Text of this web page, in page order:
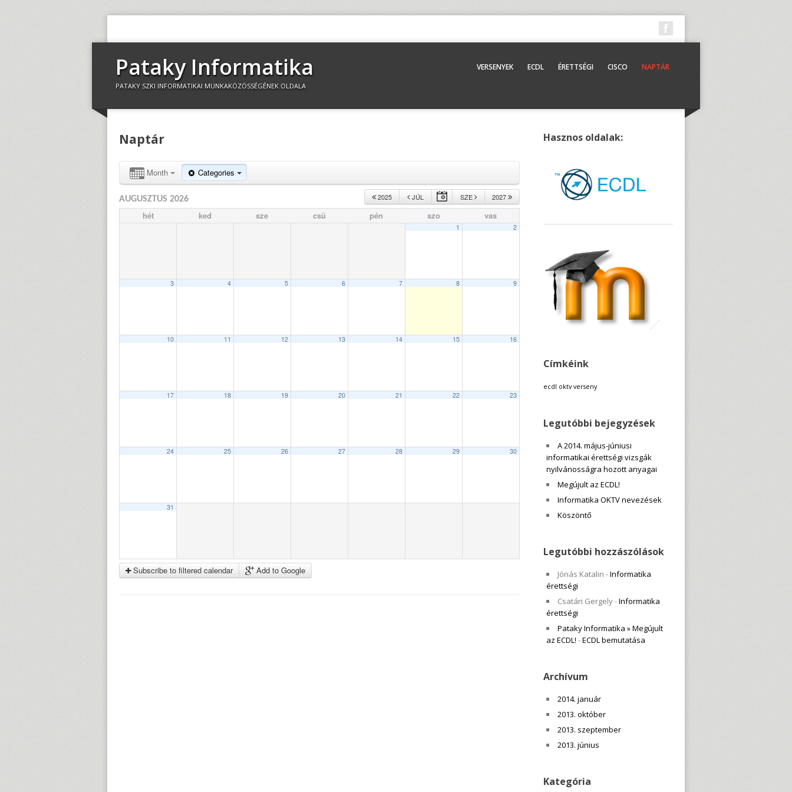
Pataky Informatika
PATAKY SZKI INFORMATIKAI MUNKAKÖZÖSSÉGÉNEK OLDALA
VERSENYEK ECDL ÉRETTSÉGI CISCO NAPTÁR
Naptár
Month Categories
AUGUSZTUS 2026 2025 JÚL SZE 2027
hét ked sze csü pén szo vas
1 2
3 4 5 6 7 8 9
10 11 12 13 14 15 16
17 18 19 20 21 22 23
24 25 26 27 28 29 30
31
Subscribe to filtered calendar Add to Google
Hasznos oldalak:
Címkéink
ecdl oktv verseny
Legutóbbi bejegyzések
A 2014. május-júniusi
informatikai érettségi vizsgák
nyilvánosságra hozott anyagai
Megújult az ECDL!
Informatika OKTV nevezések
Köszöntő
Legutóbbi hozzászólások
Jónás Katalin -Informatika
érettségi
Csatári Gergely-Informatika
érettségi
Pataky Informatika » Megújult
az ECDL! -ECDL bemutatása
Archívum
2014. január
2013. október
2013. szeptember
2013. június
Kategória